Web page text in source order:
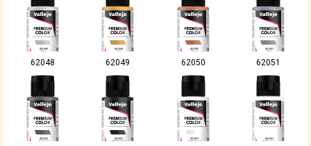
62048 62049 62050 62051